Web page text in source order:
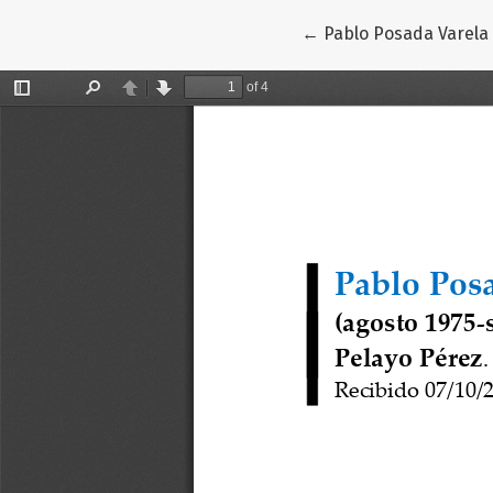
← Volver a los detalles
Pablo Posada Varela